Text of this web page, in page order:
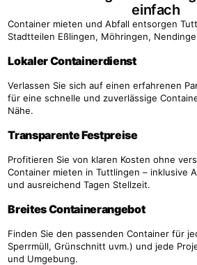
einfach
Container mieten und Abfall entsorgen
Stadtteilen Eßlingen, Möhringen,
Lokaler Containerdienst
Verlassen Sie sich auf einen erfahrenen
für eine schnelle und zuverlässige
Nähe.
Transparente Festpreise
Profitieren Sie von klaren Kosten ohne
Container mieten in Tuttlingen – inklusive
und ausreichend Tagen Stellzeit.
Breites Containerangebot
Finden Sie den passenden Container für
Sperrmüll, Grünschnitt uvm.) und jede
und Umgebung.